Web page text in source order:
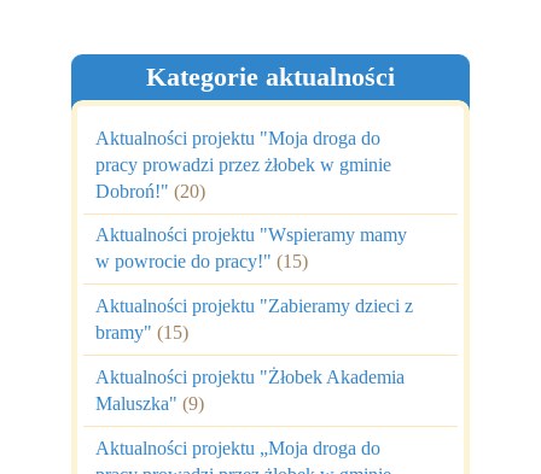
Kategorie aktualności
Aktualności projektu "Moja droga do
pracy prowadzi przez żłobek w gminie
Dobroń!" (20)
Aktualności projektu "Wspieramy mamy
w powrocie do pracy!" (15)
Aktualności projektu "Zabieramy dzieci z
bramy" (15)
Aktualności projektu "Żłobek Akademia
Maluszka" (9)
Aktualności projektu „Moja droga do